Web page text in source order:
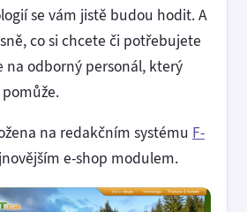
se vám jistě budou hodit. A
co si chcete či potřebujete
na odborný personál, který
na redakčním systému F-
e-shop modulem.